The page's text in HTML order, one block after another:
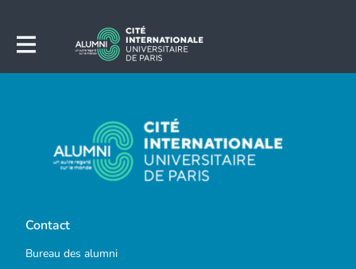
Contact
Bureau des alumni